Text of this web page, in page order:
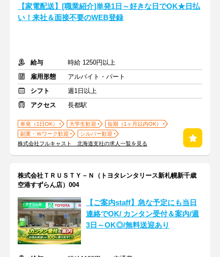
【家電配送】[職業紹介]単発1日～好きな日でOK★日払
い！来社＆面接不要のWEB登録
給与
時給 1250円以上
雇用形態
アルバイト・パート
シフト
週1日以上
アクセス
長都駅
単発（1日OK） 大学生歓迎
短期（1ヶ月以内OK）
副業・Ｗワーク歓迎
シルバー歓迎
株式会社フルキャスト 北海道支社の求人一覧を見る
株式会社ＴＲＵＳＴＹ－Ｎ（トヨタレンタリース新札幌新千歳
空港すずらん店）004
【ご案内staff】急な予定にも当日
連絡でOK/ カンタン受付＆案内/週
3日～OK◎/無料送迎あり